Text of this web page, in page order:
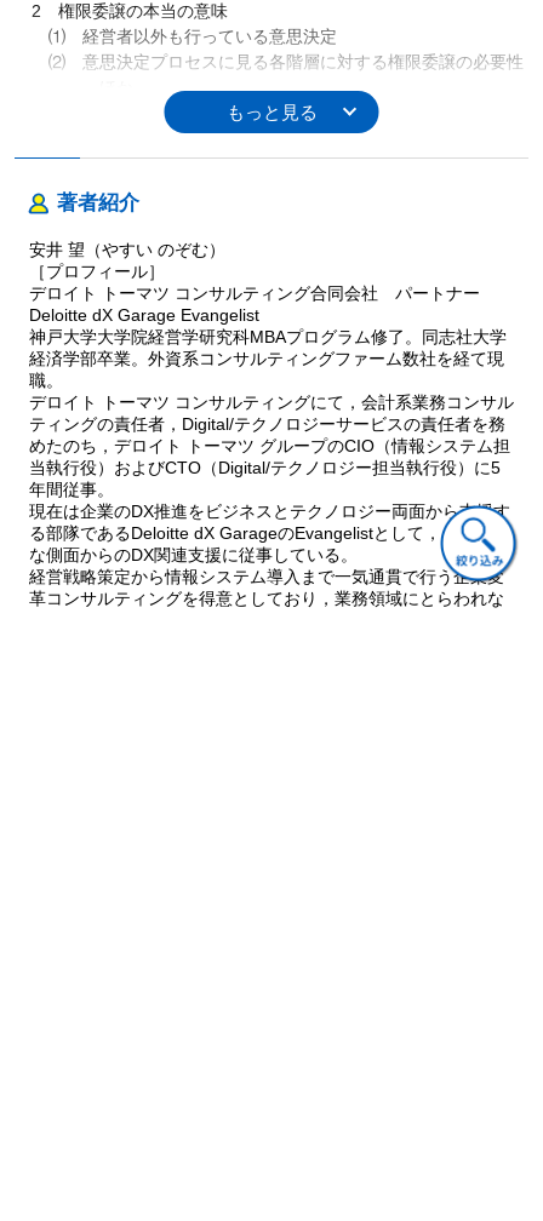
2 権限委譲の本当の意味
⑴ 経営者以外も行っている意思決定
⑵ 意思決定プロセスに見る各階層に対する権限委譲の必要性
3 中期経営計画の意味
⑴ 日本企業で当たり前となっている中期経営計画策定
⑵ 中期経営計画策定の流れ ……ほか
4 意思決定者のレベルアップ
⑴ 情報量の増加とともに重要性を増す意思決定者のレベル
⑵ 事例に見る情報量の変遷 ……ほか
5 システムインフラと経営管理の関係
⑴ スピードに不可欠となるシステムインフラ
⑵ 日本企業が後れを取るグローバルシステムインフラの整備
……ほか
第3章 意思決定のスピードを上げる₇つの共通項
1 経営戦略と経営管理
⑴ 企業の戦略によって異なる経営管理の形
⑵ コストリーダーシップ戦略における経営管理の形 ……ほ
か
2 「今何が起こっているのか」「将来何が起こりそうか」がわ
かる
経営管理へ
⑴ あるべき経営管理の形とは
著者紹介
安井 望（やすい のぞむ）
［プロフィール］
デロイト トーマツ コンサルティング合同会社 パートナー
Deloitte dX Garage Evangelist
神戸大学大学院経営学研究科MBAプログラム修了。同志社大学
経済学部卒業。外資系コンサルティングファーム数社を経て現
職。
デロイト トーマツ コンサルティングにて，会計系業務コンサル
ティングの責任者，Digital/テクノロジーサービスの責任者を務
めたのち，デロイト トーマツ グループのCIO（情報システム担
当執行役）およびCTO（Digital/テクノロジー担当執行役）に5
年間従事。
現在は企業のDX推進をビジネスとテクノロジー両面から支援す
る部隊であるDeloitte dX GarageのEvangelistとして，さまざま
な側面からのDX関連支援に従事している。
経営戦略策定から情報システム導入まで一気通貫で行う企業変
革コンサルティングを得意としており，業務領域にとらわれな